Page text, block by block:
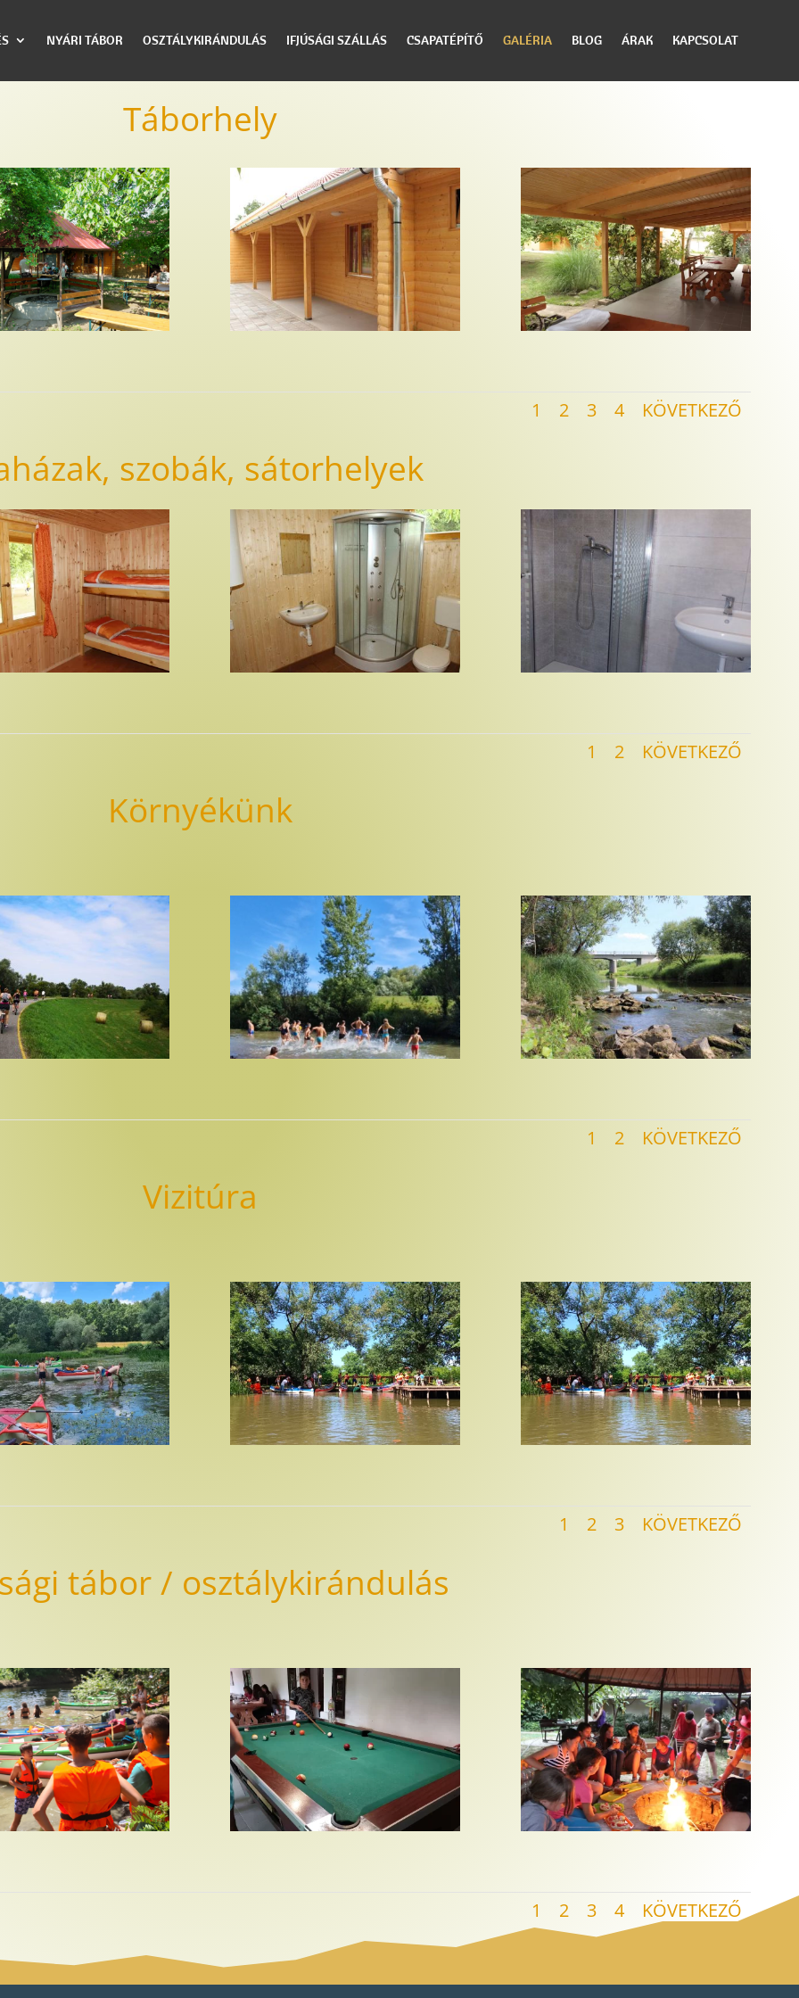
NYÁRI TÁBOR OSZTÁLYKIRÁNDULÁS IFJÚSÁGI SZÁLLÁS CSAPATÉPÍTŐ GALÉRIA BLOG ÁRAK KAPCSOLAT
Táborhely
1 2 3 4 KÖVETKEZŐ
szobák, sátorhelyek
1 2 KÖVETKEZŐ
Környékünk
1 2 KÖVETKEZŐ
Vizitúra
1 2 3 KÖVETKEZŐ
tábor / osztálykirándulás
1 2 3 4 KÖVETKEZŐ